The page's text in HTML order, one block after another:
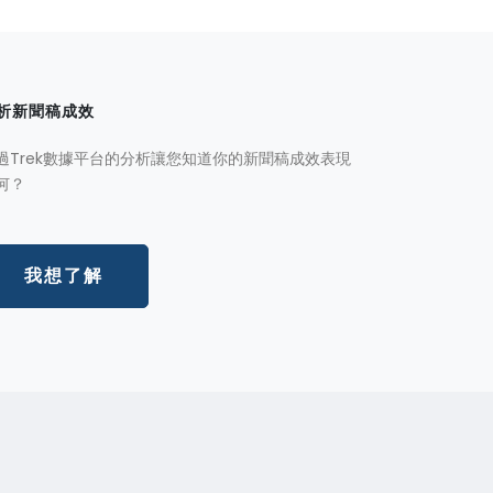
新聞稿成效
Trek數據平台的分析讓您知道你的新聞稿成效表現
？
我想了解